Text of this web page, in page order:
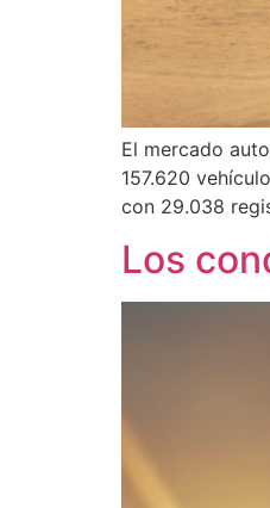
El mercado
157.620
con 29.038
Los